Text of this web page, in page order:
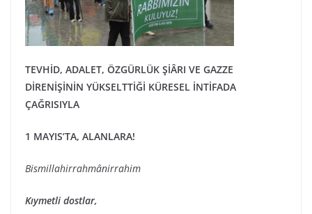
TEVHİD, ADALET, ÖZGÜRLÜK ŞİÂRI VE GAZZE
DİRENİŞİNİN YÜKSELTTİĞİ KÜRESEL İNTİFADA
ÇAĞRISIYLA
1 MAYIS’TA, ALANLARA!
Bismillahirrahmânirrahim
Kıymetli dostlar,